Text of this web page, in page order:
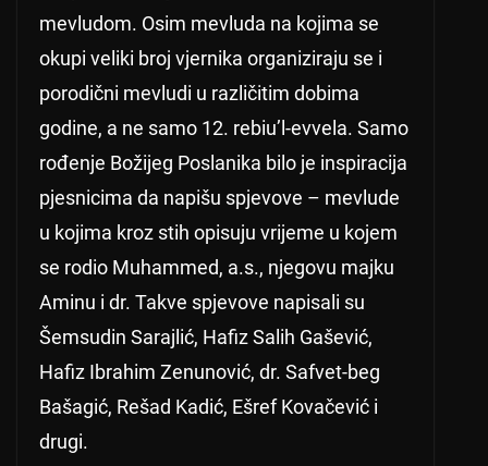
mevludom. Osim mevluda na kojima se
okupi veliki broj vjernika organiziraju se i
porodični mevludi u različitim dobima
godine, a ne samo 12. rebiu’l-evvela. Samo
rođenje Božijeg Poslanika bilo je inspiracija
pjesnicima da napišu spjevove – mevlude
u kojima kroz stih opisuju vrijeme u kojem
se rodio Muhammed, a.s., njegovu majku
Aminu i dr. Takve spjevove napisali su
Šemsudin Sarajlić, Hafiz Salih Gašević,
Hafiz Ibrahim Zenunović, dr. Safvet-beg
Bašagić, Rešad Kadić, Ešref Kovačević i
drugi.